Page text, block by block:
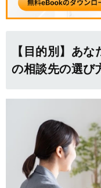
【目的別】あ
の相談先の選び